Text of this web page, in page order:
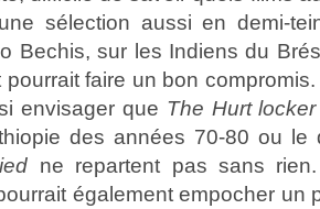
sélection aussi en demi-
Bechis, sur les Indiens du
pourrait faire un bon
envisager que The Hurt locker
des années 70-80 ou
ne repartent pas sans
également empocher un